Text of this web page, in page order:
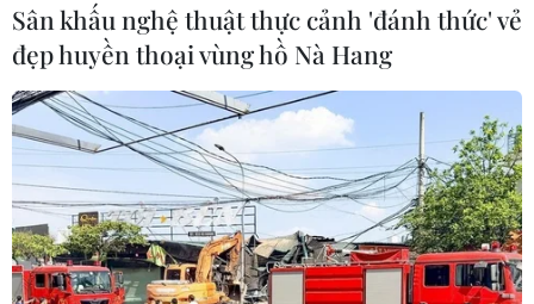
Hy Lạp tạm giam một thị trưởng tình
nghi gây thảm họa cháy rừng
07/08/2026 12:02
Sri Lanka tăng cường ngăn chặn
Sân khấu nghệ thuật thực cảnh 'đánh thức' vẻ
đẹp huyền thoại vùng hồ Nà Hang